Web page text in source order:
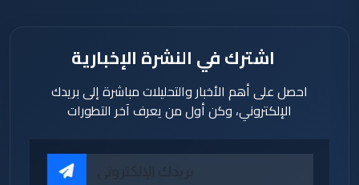
اشترك في النشرة الإخبارية
احصل على أهم الأخبار والتحليلات مباشرة إلى بريدك
الإلكتروني، وكن أول من يعرف آخر التطورات